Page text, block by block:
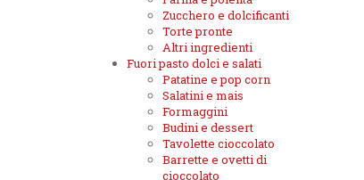
Zucchero e dolcificanti
Torte pronte
Altri ingredienti
Fuori pasto dolci e salati
Patatine e pop corn
Salatini e mais
Formaggini
Budini e dessert
Tavolette cioccolato
Barrette e ovetti di
cioccolato